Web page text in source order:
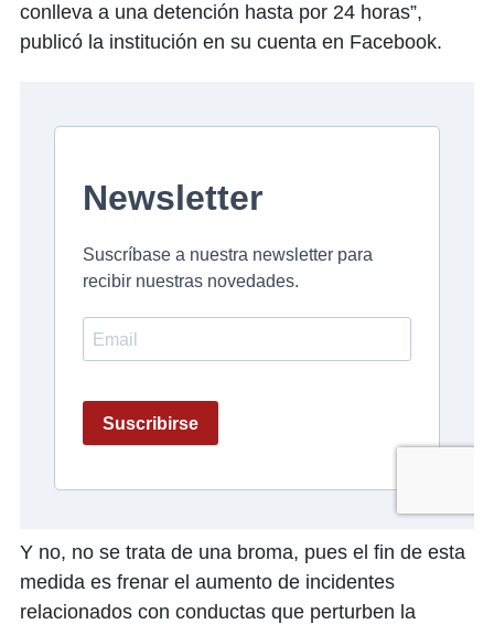
conlleva a una detención hasta por 24 horas”,
publicó la institución en su cuenta en Facebook.
Y no, no se trata de una broma, pues el fin de esta
medida es frenar el aumento de incidentes
relacionados con conductas que perturben la